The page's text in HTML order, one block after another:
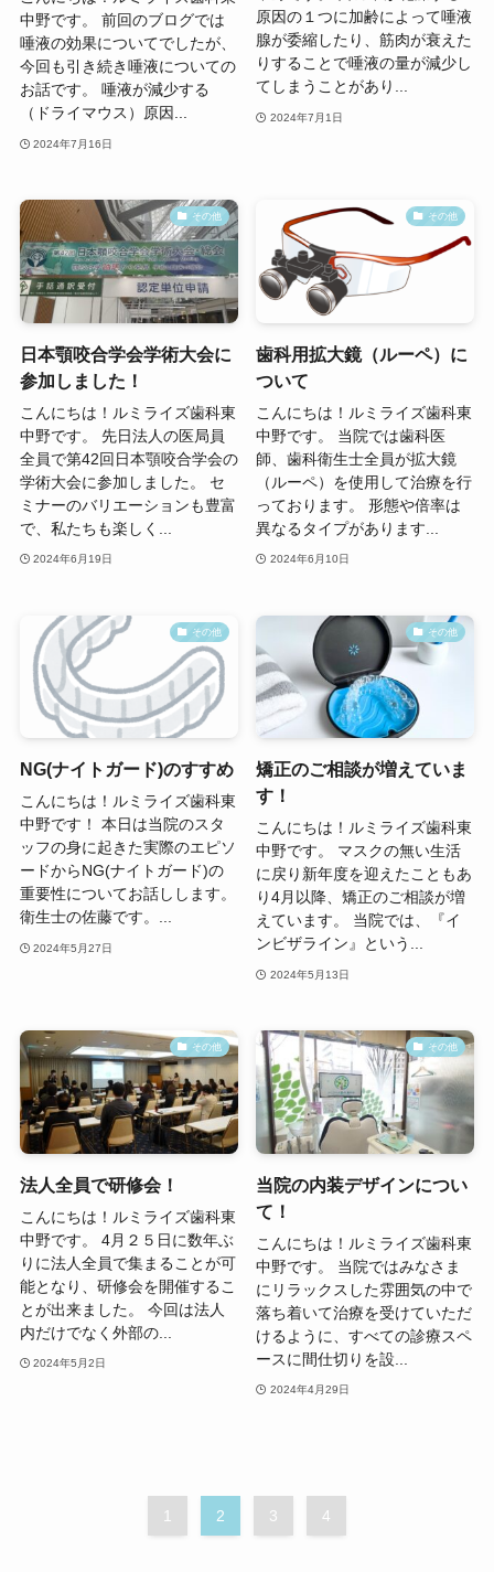
中野です。 前回のブログでは
唾液の効果についてでしたが、
今回も引き続き唾液についての
お話です。 唾液が減少する
（ドライマウス）原因...
2024年7月16日
原因の１つに加齢によって唾液
腺が委縮したり、筋肉が衰えた
りすることで唾液の量が減少し
てしまうことがあり...
2024年7月1日
その他
日本顎咬合学会学術大会に
参加しました！
こんにちは！ルミライズ歯科東
中野です。 先日法人の医局員
全員で第42回日本顎咬合学会の
学術大会に参加しました。 セ
ミナーのバリエーションも豊富
で、私たちも楽しく...
2024年6月19日
その他
歯科用拡大鏡（ルーペ）に
ついて
こんにちは！ルミライズ歯科東
中野です。 当院では歯科医
師、歯科衛生士全員が拡大鏡
（ルーペ）を使用して治療を行
っております。 形態や倍率は
異なるタイプがあります...
2024年6月10日
その他
NG(ナイトガード)のすすめ
こんにちは！ルミライズ歯科東
中野です！ 本日は当院のスタ
ッフの身に起きた実際のエピソ
ードからNG(ナイトガード)の
重要性についてお話しします。
衛生士の佐藤です。...
2024年5月27日
その他
矯正のご相談が増えていま
す！
こんにちは！ルミライズ歯科東
中野です。 マスクの無い生活
に戻り新年度を迎えたこともあ
り4月以降、矯正のご相談が増
えています。 当院では、『イ
ンビザライン』という...
2024年5月13日
その他
法人全員で研修会！
こんにちは！ルミライズ歯科東
中野です。 4月２５日に数年ぶ
りに法人全員で集まることが可
能となり、研修会を開催するこ
とが出来ました。 今回は法人
内だけでなく外部の...
2024年5月2日
その他
当院の内装デザインについ
て！
こんにちは！ルミライズ歯科東
中野です。 当院ではみなさま
にリラックスした雰囲気の中で
落ち着いて治療を受けていただ
けるように、すべての診療スペ
ースに間仕切りを設...
2024年4月29日
1 2 3 4